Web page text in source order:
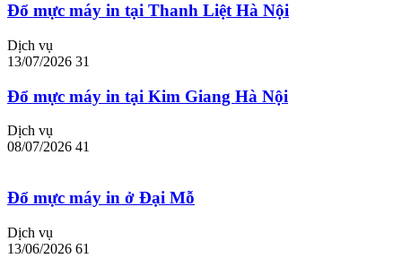
Đổ mực máy in tại Thanh Liệt Hà Nội
Dịch vụ
13/07/2026 31
Đổ mực máy in tại Kim Giang Hà Nội
Dịch vụ
08/07/2026 41
Đổ mực máy in ở Đại Mỗ
Dịch vụ
13/06/2026 61